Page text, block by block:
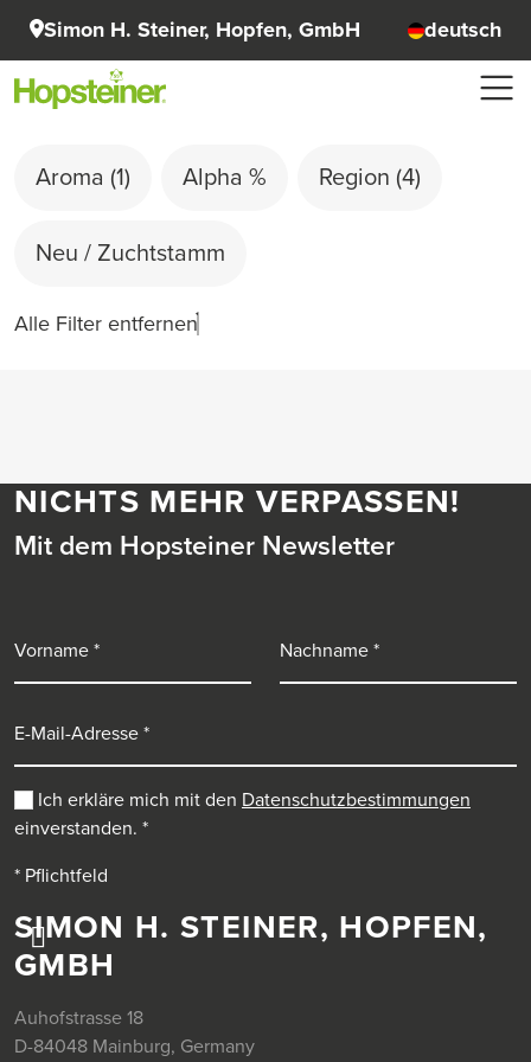
Simon H. Steiner, Hopfen, GmbH deutsch
Aroma (1) Alpha % Region (4)
Neu / Zuchtstamm
Alle Filter entfernen
SIMON H. STEINER, HOPFEN,
GMBH
Auhofstrasse 18
D-84048 Mainburg, Germany
NICHTS MEHR VERPASSEN!
Mit dem Hopsteiner Newsletter
Ich erkläre mich mit den Datenschutzbestimmungen
einverstanden. *
* Pflichtfeld